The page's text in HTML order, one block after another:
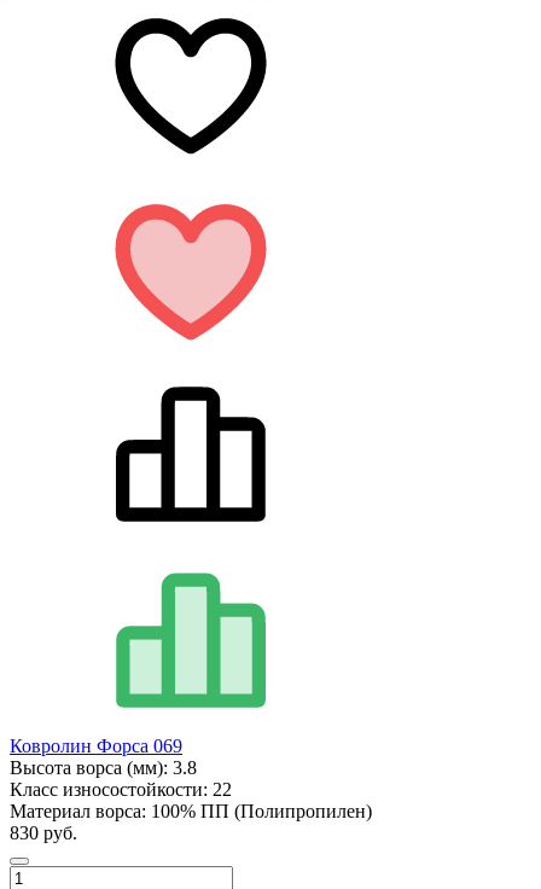
Ковролин Форса 069
Высота ворса (мм): 3.8
Класс износостойкости: 22
Материал ворса: 100% ПП (Полипропилен)
830 руб.